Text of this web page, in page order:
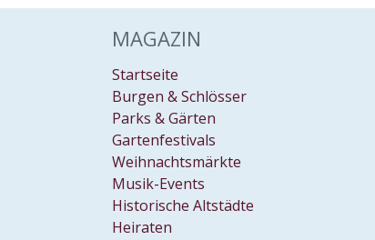
MAGAZIN
Startseite
Burgen & Schlösser
Parks & Gärten
Gartenfestivals
Weihnachtsmärkte
Musik-Events
Historische Altstädte
Heiraten